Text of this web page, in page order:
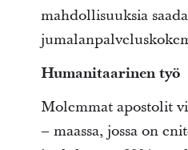
mahdollisuuksia saada
Humanitaarinen työ
Molemmat apostolit
– maassa, jossa on